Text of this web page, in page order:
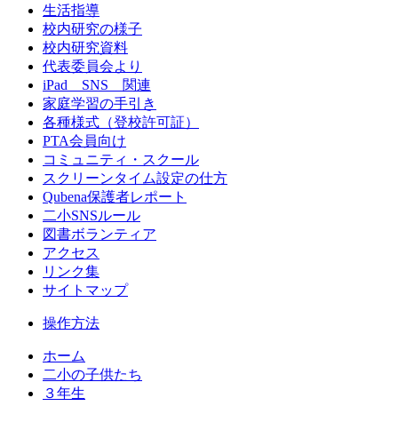
生活指導
校内研究の様子
校内研究資料
代表委員会より
iPad SNS 関連
家庭学習の手引き
各種様式（登校許可証）
PTA会員向け
コミュニティ・スクール
スクリーンタイム設定の仕方
Qubena保護者レポート
二小SNSルール
図書ボランティア
アクセス
リンク集
サイトマップ
操作方法
ホーム
二小の子供たち
３年生